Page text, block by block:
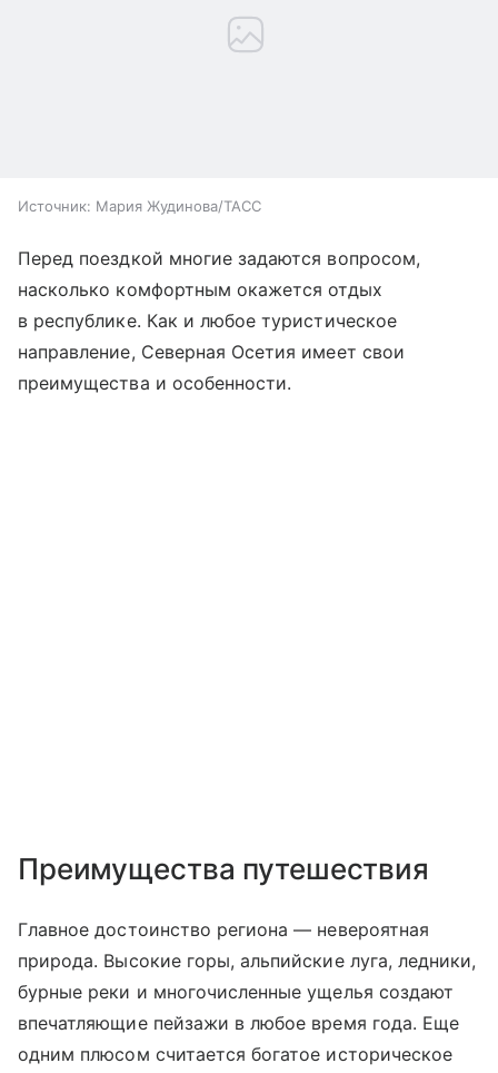
Источник: Мария Жудинова/ТАСС
Перед поездкой многие задаются вопросом,
насколько комфортным окажется отдых
в республике. Как и любое туристическое
направление, Северная Осетия имеет свои
преимущества и особенности.
Преимущества путешествия
Главное достоинство региона — невероятная
природа. Высокие горы, альпийские луга, ледники,
бурные реки и многочисленные ущелья создают
впечатляющие пейзажи в любое время года. Еще
одним плюсом считается богатое историческое